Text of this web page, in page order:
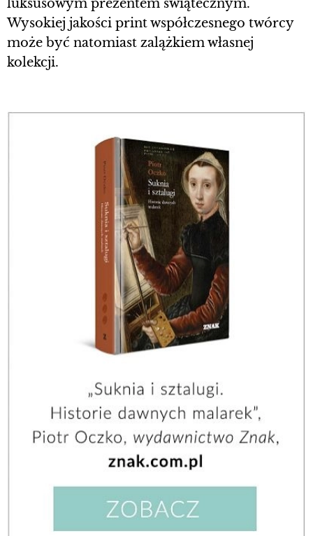
luksusowym prezentem świątecznym.
Wysokiej jakości print współczesnego twórcy
może być natomiast zalążkiem własnej
kolekcji.